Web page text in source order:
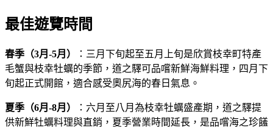
最佳遊覽時間
春季（3月-5月）
：三月下旬起至五月上旬是欣賞枝幸町特產
毛蟹與枝幸牡蠣的季節，道之驛可品嚐新鮮海鮮料理，四月下
旬起正式開館，適合感受奧尻海的春日氣息。
夏季（6月-8月）
：六月至八月為枝幸牡蠣盛產期，道之驛提
供新鮮牡蠣料理與直銷，夏季營業時間延長，是品嚐海之珍饈